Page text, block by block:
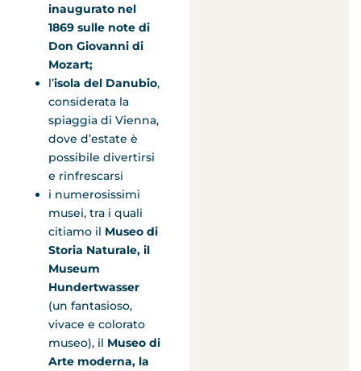
inaugurato nel
1869 sulle note di
Don Giovanni di
Mozart;
l’isola del Danubio,
considerata la
spiaggia di Vienna,
dove d’estate è
possibile divertirsi
e rinfrescarsi
i numerosissimi
musei, tra i quali
citiamo il Museo di
Storia Naturale, il
Museum
Hundertwasser
(un fantasioso,
vivace e colorato
museo), il Museo di
Arte moderna, la